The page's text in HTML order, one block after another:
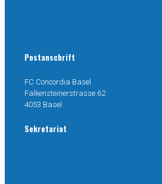
Postanschrift
FC Concordia Basel
Falkensteinerstrasse 62
4053 Basel
Sekretariat